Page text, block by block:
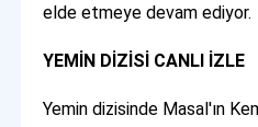
elde etmeye devam ediyor.
YEMİN DİZİSİ CANLI İZLE
Yemin dizisinde Masal'ın